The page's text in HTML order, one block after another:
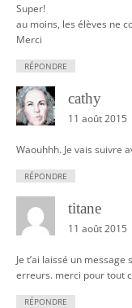
a
t
i
o
n
Super!
au moins, les élèves ne
Merci
RÉPONDRE
cathy
11 août 2015
Waouhhh. Je vais suivre
RÉPONDRE
titane
11 août 2015
Je t’ai laissé un
erreurs. merci pour tout
RÉPONDRE